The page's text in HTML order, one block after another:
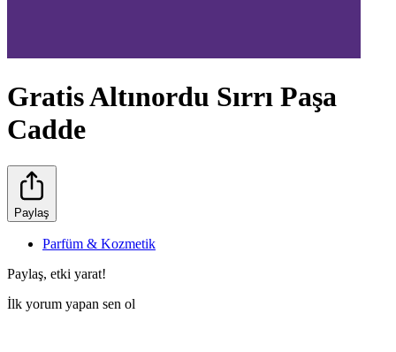
Gratis Altınordu Sırrı Paşa
Cadde
Paylaş
Parfüm & Kozmetik
Paylaş, etki yarat!
İlk yorum yapan sen ol